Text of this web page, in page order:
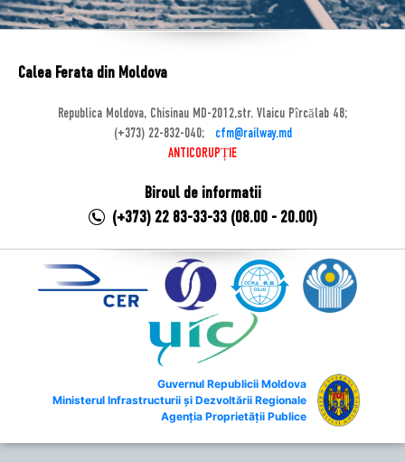
Calea Ferata din Moldova
Republica Moldova, Chisinau MD-2012,str. Vlaicu Pîrcălab 48;
(+373) 22-832-040;
cfm@railway.md
ANTICORUPȚIE
Biroul de informatii
(+373) 22 83-33-33 (08.00 - 20.00)
Guvernul Republicii Moldova
Ministerul Infrastructurii și Dezvoltării Regionale
Agenția Proprietății Publice